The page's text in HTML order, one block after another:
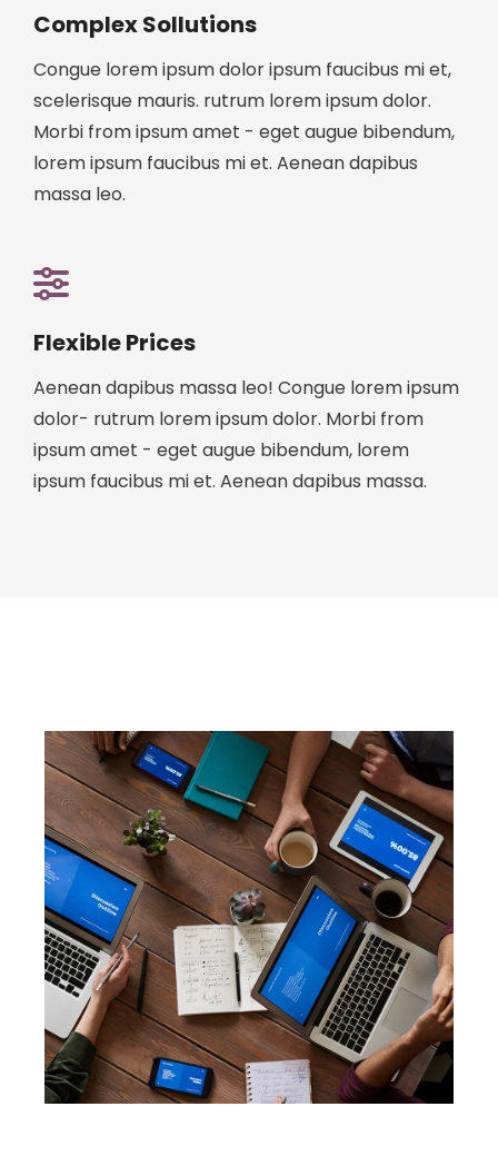
Complex Sollutions
Congue lorem ipsum dolor ipsum faucibus mi et,
scelerisque mauris. rutrum lorem ipsum dolor.
Morbi from ipsum amet - eget augue bibendum,
lorem ipsum faucibus mi et. Aenean dapibus
massa leo.
Flexible Prices
Aenean dapibus massa leo! Congue lorem ipsum
dolor- rutrum lorem ipsum dolor. Morbi from
ipsum amet - eget augue bibendum, lorem
ipsum faucibus mi et. Aenean dapibus massa.